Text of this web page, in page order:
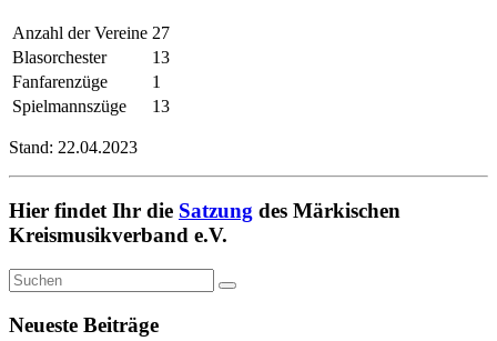
Anzahl der Vereine 27
Blasorchester
13
Fanfarenzüge
1
Spielmannszüge
13
Stand: 22.04.2023
Hier findet Ihr die Satzung des Märkischen
Kreismusikverband e.V.
Neueste Beiträge